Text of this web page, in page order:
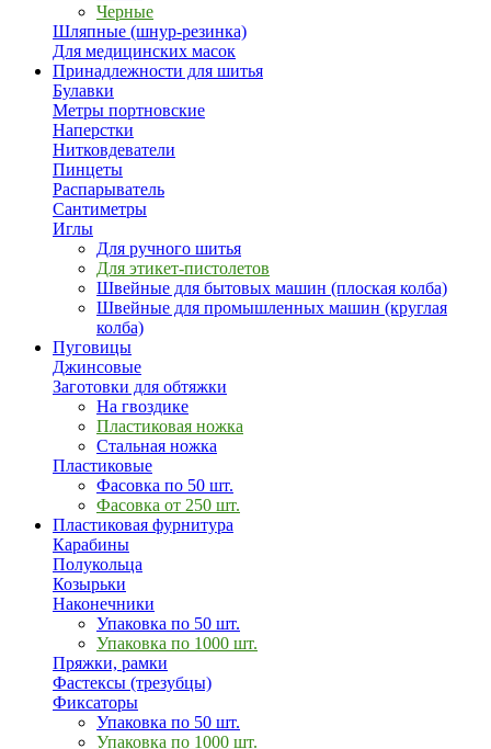
Черные
Шляпные (шнур-резинка)
Для медицинских масок
Принадлежности для шитья
Булавки
Метры портновские
Наперстки
Нитковдеватели
Пинцеты
Распарыватель
Сантиметры
Иглы
Для ручного шитья
Для этикет-пистолетов
Швейные для бытовых машин (плоская колба)
Швейные для промышленных машин (круглая
колба)
Пуговицы
Джинсовые
Заготовки для обтяжки
На гвоздике
Пластиковая ножка
Стальная ножка
Пластиковые
Фасовка по 50 шт.
Фасовка от 250 шт.
Пластиковая фурнитура
Карабины
Полукольца
Козырьки
Наконечники
Упаковка по 50 шт.
Упаковка по 1000 шт.
Пряжки, рамки
Фастексы (трезубцы)
Фиксаторы
Упаковка по 50 шт.
Упаковка по 1000 шт.